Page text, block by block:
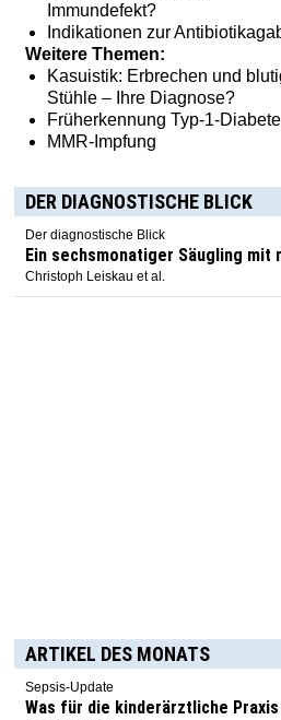
Immundefekt?
Indikationen zur
Weitere Themen:
Kasuistik: Erbrechen und
Stühle – Ihre Diagnose?
Früherkennung Typ-1-
MMR-Impfung
DER DIAGNOSTISCHE BLICK
Der diagnostische Blick
Ein sechsmonatiger Säugling mit
Christoph Leiskau et al.
ARTIKEL DES MONATS
Sepsis-Update
Was für die kinderärztliche